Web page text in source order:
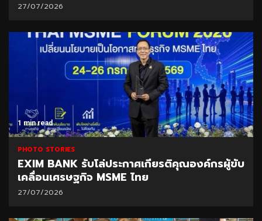
27/07/2026
1 min read
PHOTO STORIES
EXIM BANK รับโล่ประกาศเกียรติคุณองค์กรผู้ขับ
เคลื่อนเศรษฐกิจ MSME ไทย
27/07/2026